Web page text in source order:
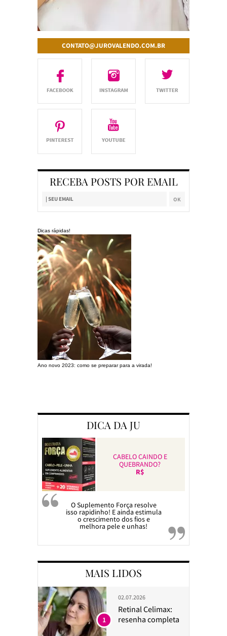
CONTATO@JUROVALENDO.COM.BR
RECEBA POSTS POR EMAIL
Dicas rápidas!
Ano novo 2023: como se preparar para a virada!
DICA DA JU
CABELO CAINDO E
QUEBRANDO?
R$
O Suplemento Força resolve
isso rapidinho! E ainda estimula
o crescimento dos fios e
melhora pele e unhas!
MAIS LIDOS
02.07.2026
Retinal Celimax:
resenha completa
1